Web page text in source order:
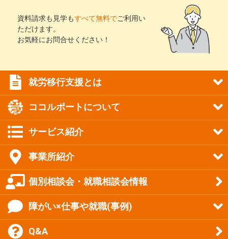
資料請求も見学もすべて無料でご利用い
ただけます。
お気軽にお問合せください！
就労移行支援とは
ココルポートについて
サービス紹介
事業所紹介
個別相談会・就職相談会情報
障がい×仕事や就職(事例)
Q&A